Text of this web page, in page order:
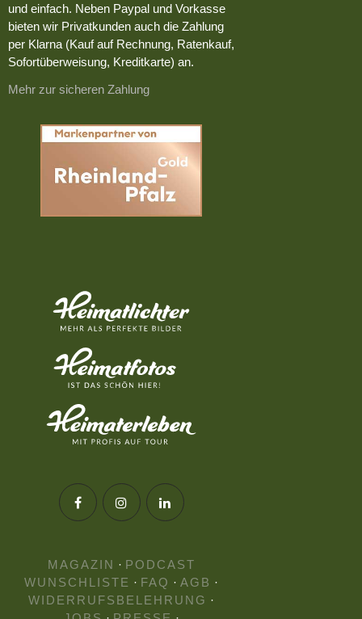
und einfach. Neben Paypal und Vorkasse
bieten wir Privatkunden auch die Zahlung
per Klarna (Kauf auf Rechnung, Ratenkauf,
Sofortüberweisung, Kreditkarte) an.
Mehr zur sicheren Zahlung
MAGAZIN · PODCAST
WUNSCHLISTE · FAQ · AGB ·
WIDERRUFSBELEHRUNG ·